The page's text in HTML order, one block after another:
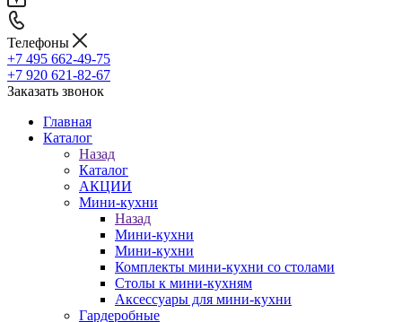
Телефоны
+7 495 662-49-75
+7 920 621-82-67
Заказать звонок
Главная
Каталог
Назад
Каталог
АКЦИИ
Мини-кухни
Назад
Мини-кухни
Мини-кухни
Комплекты мини-кухни со столами
Столы к мини-кухням
Аксессуары для мини-кухни
Гардеробные